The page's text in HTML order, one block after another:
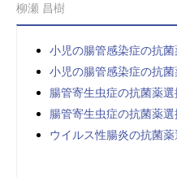
柳瀬 昌樹
小児の腸管感染症の抗菌
小児の腸管感染症の抗菌
腸管寄生虫症の抗菌薬選
腸管寄生虫症の抗菌薬選
ウイルス性腸炎の抗菌薬